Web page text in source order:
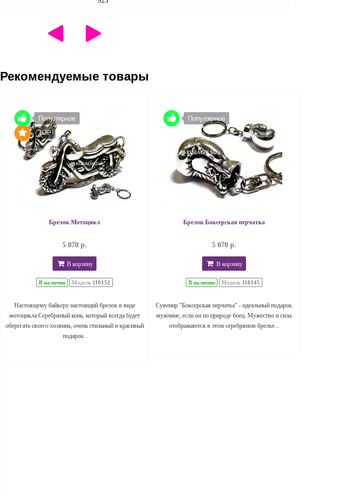
Рекомендуемые товары
Популярное
TOP
Брелок Мотоцикл
5 070 р.
В корзину
В наличии Модель 110152
Настоящему байкеру настоящий брелок в виде
мотоцикла Серебряный конь, который всегда будет
оберегать своего хозяина, очень стильный и красивый
подарок..
Популярное
Брелок Боксерская перчатка
5 070 р.
В корзину
В наличии Модель 110145
Сувенир "Боксерская перчатка" - идеальный подарок
мужчине, если он по природе боец. Мужество и сила
отображаются в этом серебряном брелке...